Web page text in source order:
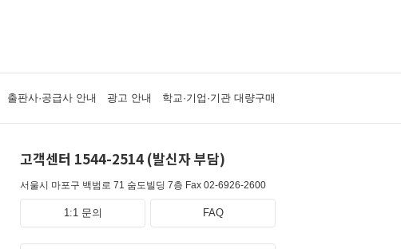
출판사·공급사 안내 광고 안내 학교·기업·기관 대량구매
고객센터 1544-2514 (발신자 부담)
서울시 마포구 백범로 71 숨도빌딩 7층 Fax 02-6926-2600
1:1 문의 FAQ